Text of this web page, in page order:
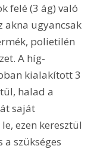
felé (3 ág) való
akna ugyancsak
polietilén
A híg-
kialakított 3
halad a
saját
ezen keresztül
szükséges